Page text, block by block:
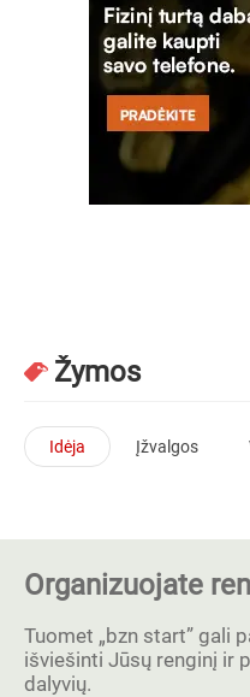
Žymos
Idėja Įžvalgos
Organizuojate
Tuomet „bzn start” gali
išviešinti Jūsų renginį ir
dalyvių.